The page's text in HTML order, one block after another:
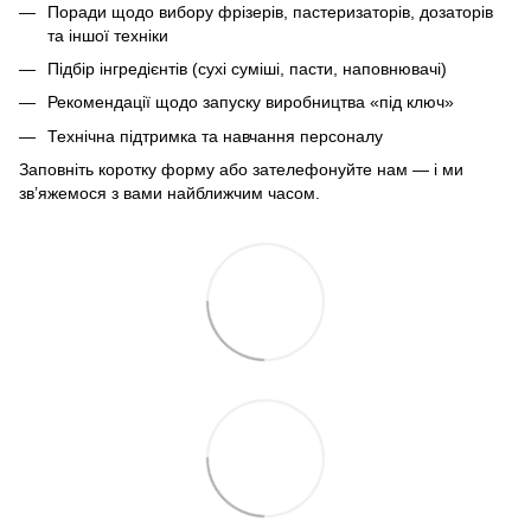
Поради щодо вибору фрізерів, пастеризаторів, дозаторів
та іншої техніки
Підбір інгредієнтів (сухі суміші, пасти, наповнювачі)
Рекомендації щодо запуску виробництва «під ключ»
Технічна підтримка та навчання персоналу
Заповніть коротку форму або зателефонуйте нам — і ми
зв’яжемося з вами найближчим часом.